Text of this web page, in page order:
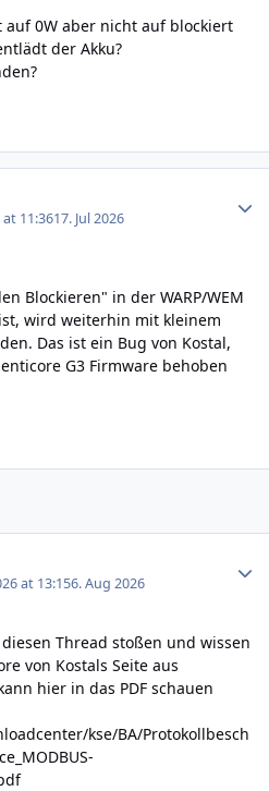
auf 0W aber nicht auf blockiert
der Akku?
at 11:3617. Jul 2026
Blockieren" in der WARP/WEM
wird weiterhin mit kleinem
Das ist ein Bug von Kostal,
G3 Firmware behoben
at 13:156. Aug 2026
Thread stoßen und wissen
von Kostals Seite aus
hier in das PDF schauen
kse/BA/Protokollbesch